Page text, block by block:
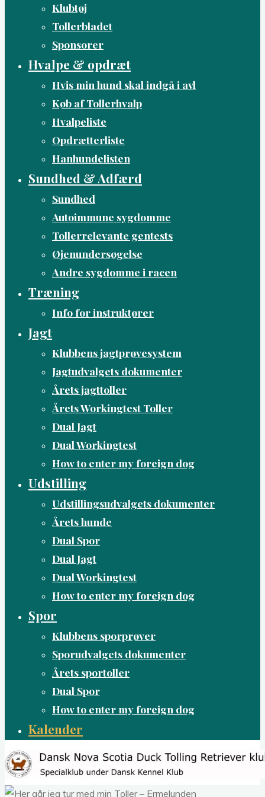
Klubtøj
Tollerbladet
Sponsorer
Hvalpe & opdræt
Hvis min hund skal indgå i avl
Køb af Tollerhvalp
Hvalpeliste
Opdrætterliste
Hanhundelisten
Sundhed & Adfærd
Sundhed
Autoimmune sygdomme
Tollerrelevante gentests
Øjenundersøgelse
Andre sygdomme i racen
Træning
Info for instruktører
Jagt
Klubbens jagtprøvesystem
Jagtudvalgets dokumenter
Årets jagttoller
Årets Workingtest Toller
Dual Jagt
Dual Workingtest
How to enter my foreign dog
Udstilling
Udstillingsudvalgets dokumenter
Årets hunde
Dual Spor
Dual Jagt
Dual Workingtest
How to enter my foreign dog
Spor
Klubbens sporprøver
Sporudvalgets dokumenter
Årets sportoller
Dual Spor
How to enter my foreign dog
Kalender